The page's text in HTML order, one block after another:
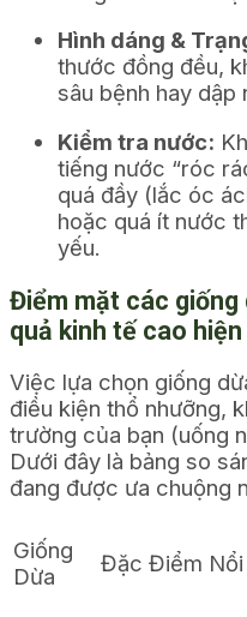
Hình dáng &
thước đồng đều,
sâu bệnh hay dập
Kiểm tra nước:
tiếng nước “róc
quá đầy (lắc óc
hoặc quá ít nước
yếu.
Điểm mặt các giống
quả kinh tế cao
Việc lựa chọn giống
điều kiện thổ nhưỡng,
trường của bạn (uống
Dưới đây là bảng so
đang được ưa chuộng
Giống
Dừa
Đặc Điểm Nổi